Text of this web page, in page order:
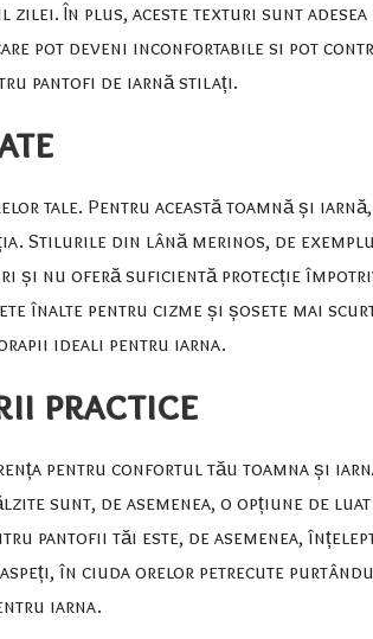
În plus, aceste texturi sunt adesea
pot deveni inconfortabile si pot
pantofi de iarnă stilați.
tale. Pentru această toamnă și
Stilurile din lână merinos, de
și nu oferă suficientă protecție
înalte pentru cizme și șosete mai
ideali pentru iarna.
practice
pentru confortul tău toamna și
sunt, de asemenea, o opțiune de
pantofii tăi este, de asemenea,
în ciuda orelor petrecute
iarna.